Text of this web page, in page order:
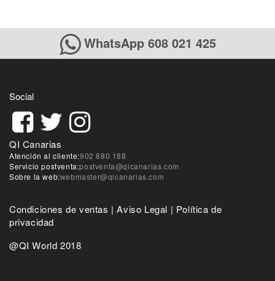
WhatsApp 608 021 425
Social
QI Canarias
Atención al cliente:902 880 188
Servicio postventa:postventa@qicanarias.com
Sobre la web:webmaster@qicanarias.com
Condiciones de ventas |Aviso Legal | Política de
privacidad
@QI World 2018